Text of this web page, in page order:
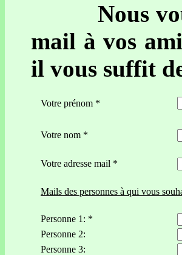
Nous vous
mail à vos
il vous suffit
Votre prénom *
Votre nom *
Votre adresse mail *
Mails des personnes à qui vous
Personne 1: *
Personne 2:
Personne 3: